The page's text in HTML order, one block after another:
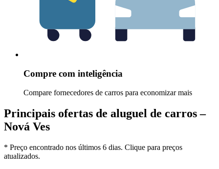
Compre com inteligência
Compare fornecedores de carros para economizar mais
Principais ofertas de aluguel de carros –
Nová Ves
* Preço encontrado nos últimos 6 dias. Clique para preços
atualizados.